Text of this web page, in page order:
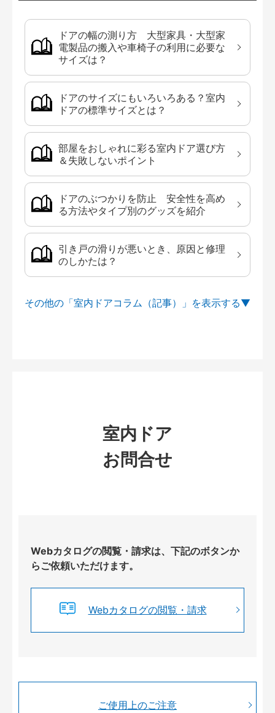
ドアの幅の測り方 大型家具・大型家
電製品の搬入や車椅子の利用に必要な
サイズは？
ドアのサイズにもいろいろある？室内
ドアの標準サイズとは？
部屋をおしゃれに彩る室内ドア選び方
＆失敗しないポイント
ドアのぶつかりを防止 安全性を高め
る方法やタイプ別のグッズを紹介
引き戸の滑りが悪いとき、原因と修理
のしかたは？
その他の「室内ドアコラム（記事）」を
室内ドア
お問合せ
Webカタログの閲覧・請求は、下記のボタンか
らご依頼いただけます。
Webカタログの閲覧・請求
ご使用上のご注意